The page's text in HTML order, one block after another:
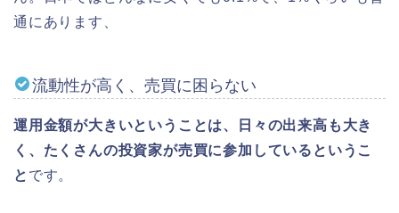
通にあります、
流動性が高く、売買に困らない
運用金額が大きいということは、日々の出来高も大き
く、たくさんの投資家が売買に参加しているというこ
と です。